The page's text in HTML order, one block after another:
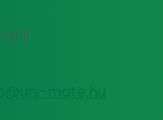
1.